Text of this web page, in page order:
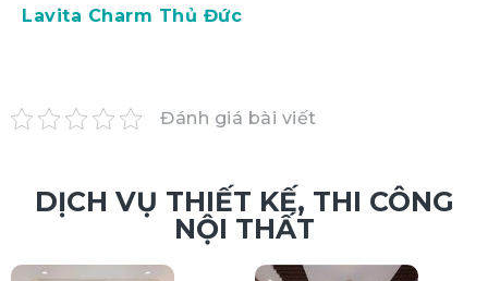
Lavita Charm Thủ Đức
Đánh giá bài viết
DỊCH VỤ THIẾT KẾ, THI CÔNG
NỘI THẤT